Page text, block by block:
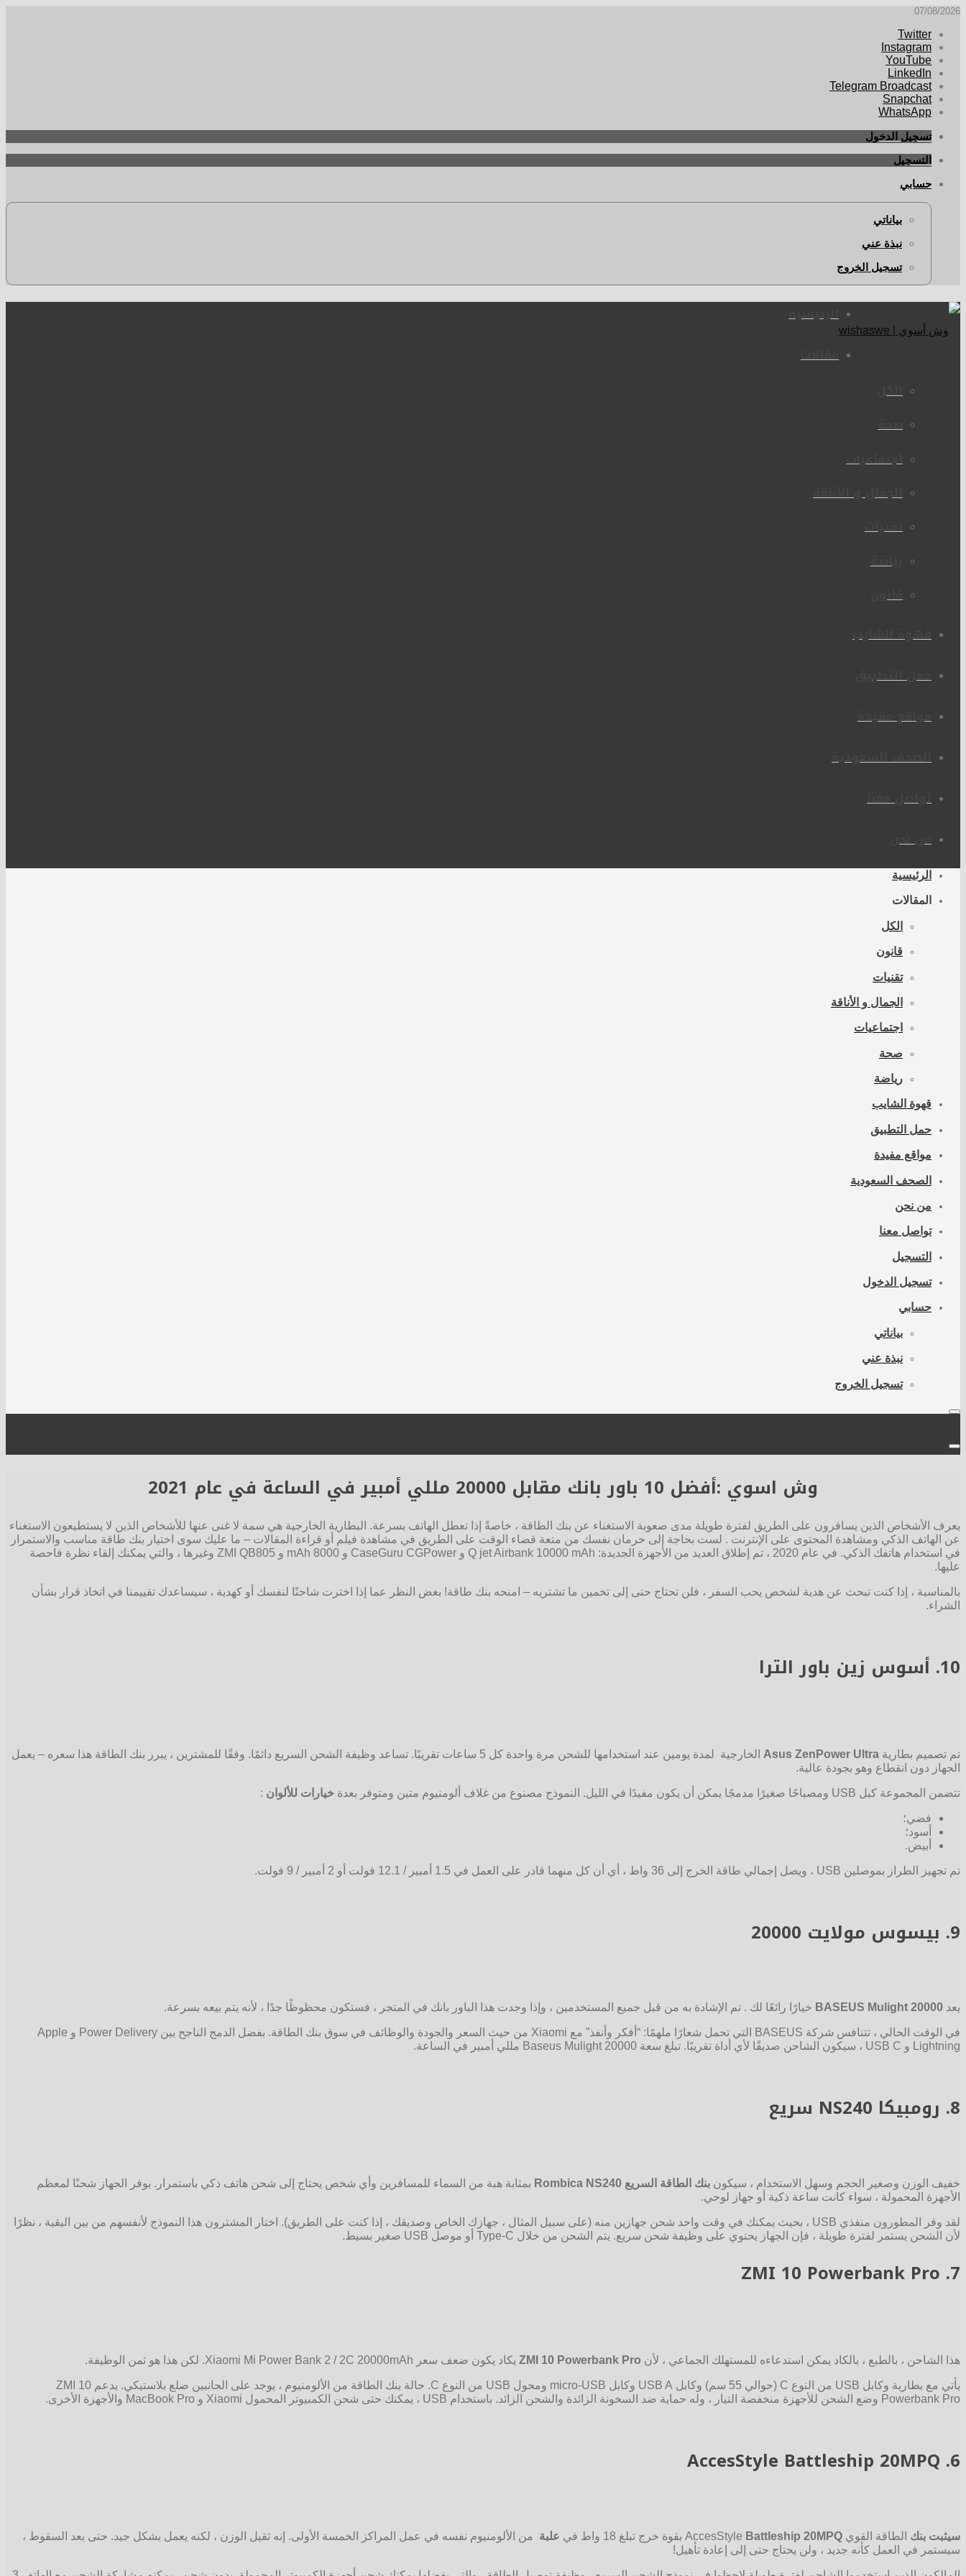
07/08/2026
Twitter
Instagram
YouTube
LinkedIn
Telegram Broadcast
Snapchat
WhatsApp
تسجيل الدخول
التسجيل
حسابي
بياناتي
نبذة عني
تسجيل الخروج
الرئيسية
مقالات
الكل
صحة
اجتماعيات
الجمال و الأناقة
تقنيات
رياضة
قانون
قهوة الشايب
حمل التطبيق
مواقع مفيدة
الصحف السعودية
تواصل معنا
من نحن
الرئيسية
المقالات
الكل
قانون
تقنيات
الجمال و الأناقة
اجتماعيات
صحة
رياضة
قهوة الشايب
حمل التطبيق
مواقع مفيدة
الصحف السعودية
من نحن
تواصل معنا
التسجيل
تسجيل الدخول
حسابي
بياناتي
نبذة عني
تسجيل الخروج
وش اسوي :أفضل 10 باور بانك مقابل 20000 مللي أمبير في الساعة في عام 2021
يعرف الأشخاص الذين يسافرون على الطريق لفترة طويلة مدى صعوبة الاستغناء عن بنك الطاقة ، خاصةً إذا تعطل الهاتف بسرعة. البطارية الخارجية هي سمة لا غنى عنها للأشخاص الذين لا يستطيعون الاستغناء
عن الهاتف الذكي ومشاهدة المحتوى على الإنترنت . لست بحاجة إلى حرمان نفسك من متعة قضاء الوقت على الطريق في مشاهدة فيلم أو قراءة المقالات – ما عليك سوى اختيار بنك طاقة مناسب والاستمرار
في استخدام هاتفك الذكي. في عام 2020 ، تم إطلاق العديد من الأجهزة الجديدة: Q jet Airbank 10000 mAh و CaseGuru CGPower و 8000 mAh و ZMI QB805 وغيرها ، والتي يمكنك إلقاء نظرة فاحصة
عليها.
بالمناسبة ، إذا كنت تبحث عن هدية لشخص يحب السفر ، فلن تحتاج حتى إلى تخمين ما تشتريه – امنحه بنك طاقة! بغض النظر عما إذا اخترت شاحنًا لنفسك أو كهدية ، سيساعدك تقييمنا في اتخاذ قرار بشأن
الشراء.
10. أسوس زين باور الترا
تم تصميم بطارية Asus ZenPower Ultra
الخارجية لمدة يومين عند استخدامها للشحن مرة واحدة كل 5 ساعات تقريبًا. تساعد وظيفة الشحن السريع دائمًا. وفقًا للمشترين ، يبرر بنك الطاقة هذا سعره – يعمل
الجهاز دون انقطاع وهو بجودة عالية.
تتضمن المجموعة كبل USB ومصباحًا صغيرًا مدمجًا يمكن أن يكون مفيدًا في الليل. النموذج مصنوع من غلاف ألومنيوم متين ومتوفر بعدة خيارات للألوان :
فضي؛
أسود؛
أبيض.
تم تجهيز الطراز بموصلين USB ، ويصل إجمالي طاقة الخرج إلى 36 واط ، أي أن كل منهما قادر على العمل في 1.5 أمبير / 12.1 فولت أو 2 أمبير / 9 فولت.
9. بيسوس مولايت 20000
يعد BASEUS Mulight 20000 خيارًا رائعًا لك . تم الإشادة به من قبل جميع المستخدمين ، وإذا وجدت هذا الباور بانك في المتجر ، فستكون محظوظًا جدًا ، لأنه يتم بيعه بسرعة.
في الوقت الحالي ، تتنافس شركة BASEUS التي تحمل شعارًا ملهمًا: “أفكر وأنفذ” مع Xiaomi من حيث السعر والجودة والوظائف في سوق بنك الطاقة. بفضل الدمج الناجح بين Power Delivery و Apple
Lightning و USB C ، سيكون الشاحن صديقًا لأي أداة تقريبًا. تبلغ سعة Baseus Mulight 20000 مللي أمبير في الساعة.
8. رومبيكا NS240 سريع
خفيف الوزن وصغير الحجم وسهل الاستخدام ، سيكون بنك الطاقة السريع Rombica NS240
بمثابة هبة من السماء للمسافرين وأي شخص يحتاج إلى شحن هاتف ذكي باستمرار. يوفر الجهاز شحنًا لمعظم
الأجهزة المحمولة ، سواء كانت ساعة ذكية أو جهاز لوحي.
لقد وفر المطورون منفذي USB ، بحيث يمكنك في وقت واحد شحن جهازين منه (على سبيل المثال ، جهازك الخاص وصديقك ، إذا كنت على الطريق). اختار المشترون هذا النموذج لأنفسهم من بين البقية ، نظرًا
لأن الشحن يستمر لفترة طويلة ، فإن الجهاز يحتوي على وظيفة شحن سريع. يتم الشحن من خلال Type-C أو موصل USB صغير بسيط.
7.
هذا الشاحن ، بالطبع ، بالكاد يمكن استدعاءه للمستهلك الجماعي ، لأن ZMI 10 Powerbank Pro يكاد يكون ضعف سعر Xiaomi Mi Power Bank 2 / 2C 20000mAh. لكن هذا هو ثمن الوظيفة.
يأتي مع بطارية وكابل USB من النوع C (حوالي 55 سم) وكابل USB A وكابل micro-USB ومحول USB من النوع C. حالة بنك الطاقة من الألومنيوم ، يوجد على الجانبين ضلع بلاستيكي. يدعم ZMI 10
Powerbank Pro وضع الشحن للأجهزة منخفضة التيار ، وله حماية ضد السخونة الزائدة والشحن الزائد. باستخدام USB ، يمكنك حتى شحن الكمبيوتر المحمول Xiaomi و MacBook Pro والأجهزة الأخرى.
6.
سيثبت بنك الطاقة القوي AccesStyle Battleship 20MPQ بقوة خرج تبلغ 18 واط في علبة من الألومنيوم نفسه في عمل المراكز الخمسة الأولى. إنه ثقيل الوزن ، لكنه يعمل بشكل جيد. حتى بعد السقوط ،
سيستمر في العمل كأنه جديد ، ولن يحتاج حتى إلى إعادة تأهيل!